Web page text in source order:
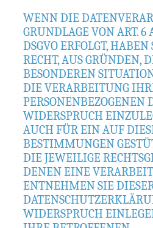
WENN DIE
GRUNDLAGE VON ART. 6
DSGVO ERFOLGT,
RECHT, AUS GRÜNDEN,
BESONDEREN
DIE VERARBEITUNG
PERSONENBEZOGENEN
WIDERSPRUCH
AUCH FÜR EIN AUF
BESTIMMUNGEN
DIE JEWEILIGE
DENEN EINE
ENTNEHMEN SIE
WIDERSPRUCH